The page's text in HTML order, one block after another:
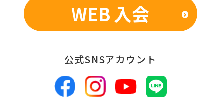
WEB 入会
公式SNSアカウント